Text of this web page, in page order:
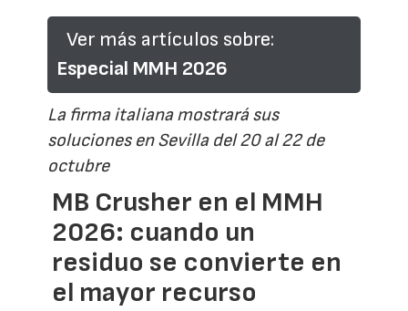
Ver más artículos sobre:
Especial MMH 2026
La firma italiana mostrará sus
soluciones en Sevilla del 20 al 22 de
octubre
MB Crusher en el MMH
2026: cuando un
residuo se convierte en
el mayor recurso